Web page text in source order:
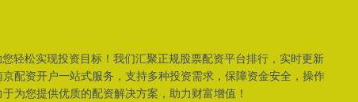
轻松实现投资目标！我们汇聚正规股票配资平台排行，实时更新
配资开户一站式服务，支持多种投资需求，保障资金安全，操作
为您提供优质的配资解决方案，助力财富增值！